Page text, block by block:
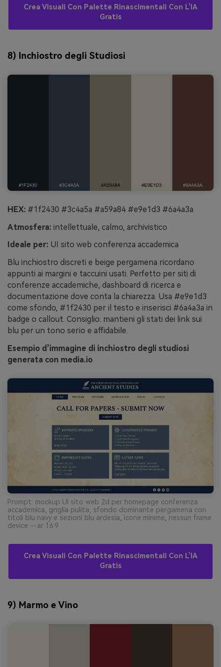
Crea Visuali Con Palette Rinascimentali Con L’IA
Gratis
8) Inchiostro degli Studiosi
HEX: #1f2430 #3c4a5a #a59a84 #e9e1d3 #6a4a3a
Atmosfera: intellettuale, calmo, archivistico
Ideale per: UI sito web conferenza accademica
Blu inchiostro discreti e beige pergamena ricordano
appunti ai margini e taccuini usati. Perfetto per siti di
conferenze accademiche, dashboard di ricerca e
documentazione dove conta la chiarezza. Usa #e9e1d3
come sfondo, #1f2430 per il testo e inserisci #6a4a3a in
badge o callout. Consiglio: mantieni gli stati dei link sui
blu per un tono serio e affidabile.
Esempio d’immagine di inchiostro degli studiosi
generata con media.io
Prompt: mockup UI sito web 2d per homepage conferenza
accademica, griglia pulita, sfondo dominante pergamena con
titoli blu navy e sezioni blu ardesia, icone minime, nessun frame
device --ar 16:9
Crea Visuali Con Palette Rinascimentali Con L’IA
Gratis
9) Marmo e Vino